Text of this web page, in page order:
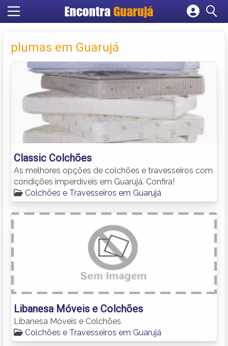
Encontra Guarujá
Cadastrar empresa
Criar conta
plumas em Guarujá
Classic Colchões
As melhores opções de colchões e travesseiros com
condições imperdíveis em Guarujá. Confira!
Colchões e Travesseiros em Guarujá
Libanesa Móveis e Colchões
Libanesa Móveis e Colchões
Colchões e Travesseiros em Guarujá